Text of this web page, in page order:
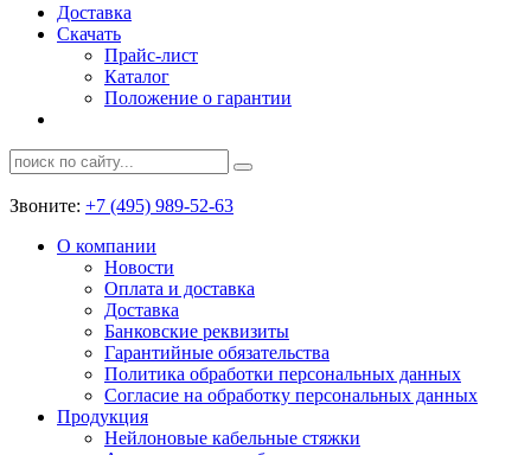
Доставка
Скачать
Прайс-лист
Каталог
Положение о гарантии
Звоните: +7 (495) 989-52-63
О компании
Новости
Оплата и доставка
Доставка
Банковские реквизиты
Гарантийные обязательства
Политика обработки персональных данных
Согласие на обработку персональных данных
Продукция
Нейлоновые кабельные стяжки